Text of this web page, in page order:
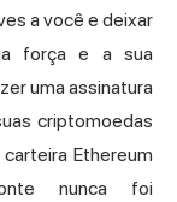
a você e deixar
força e a sua
uma assinatura
criptomoedas
Ethereum
nunca foi